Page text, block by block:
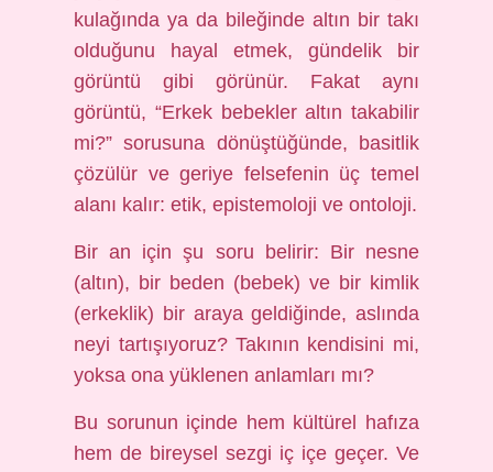
kulağında ya da bileğinde altın bir takı
olduğunu hayal etmek, gündelik bir
görüntü gibi görünür. Fakat aynı
görüntü, “Erkek bebekler altın takabilir
mi?” sorusuna dönüştüğünde, basitlik
çözülür ve geriye felsefenin üç temel
alanı kalır: etik, epistemoloji ve ontoloji.
Bir an için şu soru belirir: Bir nesne
(altın), bir beden (bebek) ve bir kimlik
(erkeklik) bir araya geldiğinde, aslında
neyi tartışıyoruz? Takının kendisini mi,
yoksa ona yüklenen anlamları mı?
Bu sorunun içinde hem kültürel hafıza
hem de bireysel sezgi iç içe geçer. Ve